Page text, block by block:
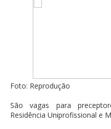
Foto: Reprodução
São vagas para
Residência Uniprofissional e